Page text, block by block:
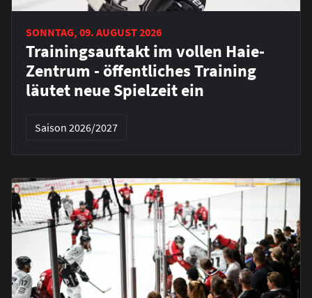
SONNTAG, 09. AUGUST 2026
Trainingsauftakt im vollen Haie-
Zentrum - öffentliches Training
läutet neue Spielzeit ein
Saison 2026/2027